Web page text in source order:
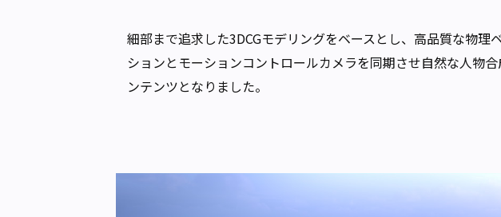
細部まで追求した3DCGモデリングをベースとし、高品質な物
ションとモーションコントロールカメラを同期させ自然な人物
ンテンツとなりました。